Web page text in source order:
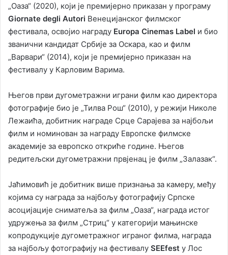
„Оаза“ (2020), који је премијерно приказан у програму
Giornate degli Autori Венецијанског филмског
фестивала, освојио награду Europa Cinemas Label и био
званични кандидат Србије за Оскара, као и филм
„Варвари“ (2014), који је премијерно приказан на
фестивалу у Карловим Варима.
Његов први дугометражни играни филм као директора
фотографије био је „Тилва Рош“ (2010), у режији Николе
Лежаића, добитник награде Срце Сарајева за најбољи
филм и номинован за награду Европске филмске
академије за европско откриће године. Његов
редитељски дугометражни првјенац је филм „Залазак“.
Јаћимовић је добитник више признања за камеру, међу
којима су награда за најбољу фотографију Српске
асоцијације сниматеља за филм „Оаза“, награда истог
удружења за филм „Стриц“ у категорији мањинске
копродукције дугометражног играног филма, награда
за најбољу фотографију на фестивалу SEEfest у Лос